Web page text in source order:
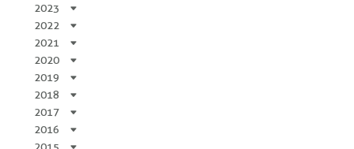
2023
2022
2021
2020
2019
2018
2017
2016